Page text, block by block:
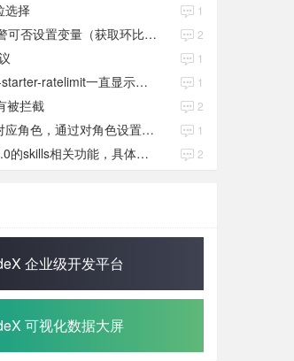
选择 1
IIOT 的设备参数预警可否设置变量（获取环比数值） 2
1
pom.xml中的blade-starter-ratelimit一直显示红色 1
被拦截 2
创建用户后，分配对应角色，通过对角色设置权限好后，登录当前用户后。查看不到当前已分配对应角色权限数据 1
急需bladex-ai的1.8.0的skills相关功能，具体发布日期是多少号 2
企业级开发平台
可视化数据大屏